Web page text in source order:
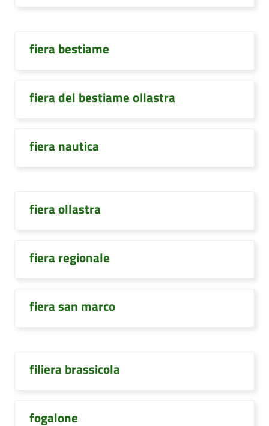
fiera bestiame
fiera del bestiame ollastra
fiera nautica
fiera ollastra
fiera regionale
fiera san marco
filiera brassicola
fogalone